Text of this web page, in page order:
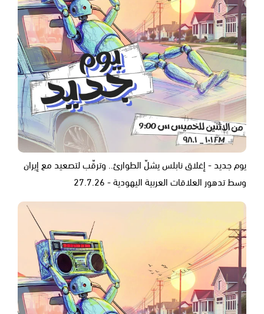
يوم جديد - إغلاق نابلس يشلّ الطوارئ.. وترقّب لتصعيد مع إيران
وسط تدهور العلاقات العربية اليهودية - 27.7.26